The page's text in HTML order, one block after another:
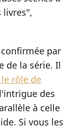
livres",
par
de la série. Il
rôle de
des
à celle
Si vous les